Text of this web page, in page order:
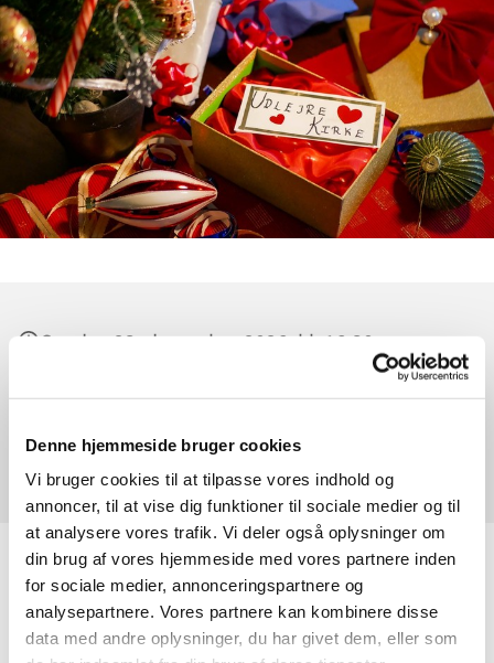
Denne hjemmeside bruger cookies
Vi bruger cookies til at tilpasse vores indhold og
annoncer, til at vise dig funktioner til sociale medier og til
at analysere vores trafik. Vi deler også oplysninger om
din brug af vores hjemmeside med vores partnere inden
for sociale medier, annonceringspartnere og
analysepartnere. Vores partnere kan kombinere disse
data med andre oplysninger, du har givet dem, eller som
Onsdag 23. december 2026, kl. 16:30
Udlejre Kirke, Ørnebjergvej 7, 3650 Ølstykke
Simon Jansfort
Det er dagen før dagen!
Vi holder Musikgudstjeneste med sange for hele familien - og
især for de mindste, der slet ikke kan vente til det bliver